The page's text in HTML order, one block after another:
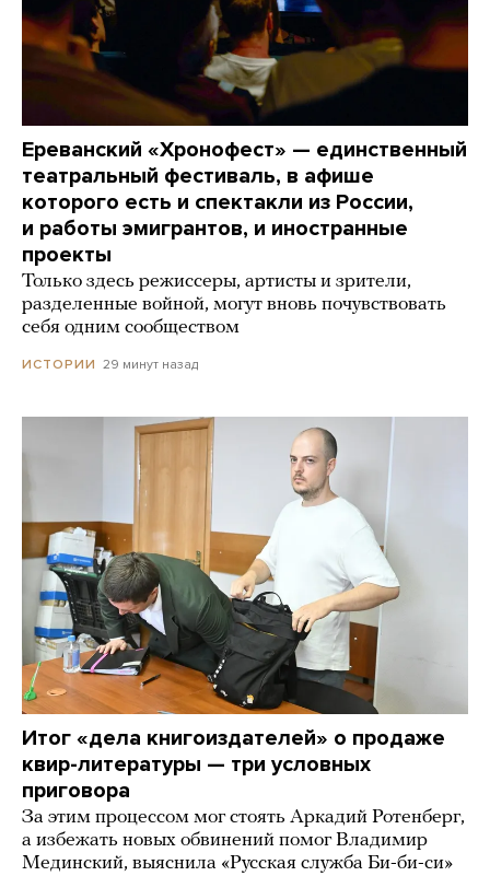
Ереванский «Хронофест» — единственный
театральный фестиваль, в афише
которого есть и спектакли из России,
и работы эмигрантов, и иностранные
проекты
Только здесь режиссеры, артисты и зрители,
разделенные войной, могут вновь почувствовать
себя одним сообществом
ИСТОРИИ 29 минут назад
Итог «дела книгоиздателей» о продаже
квир-литературы — три условных
приговора
За этим процессом мог стоять Аркадий Ротенберг,
а избежать новых обвинений помог Владимир
Мединский, выяснила «Русская служба Би-би-си»